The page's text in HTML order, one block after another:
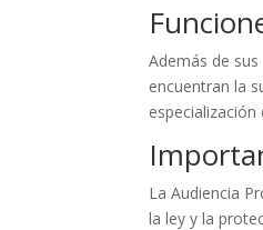
Además de
encuentran la
La Audiencia
la ley y la